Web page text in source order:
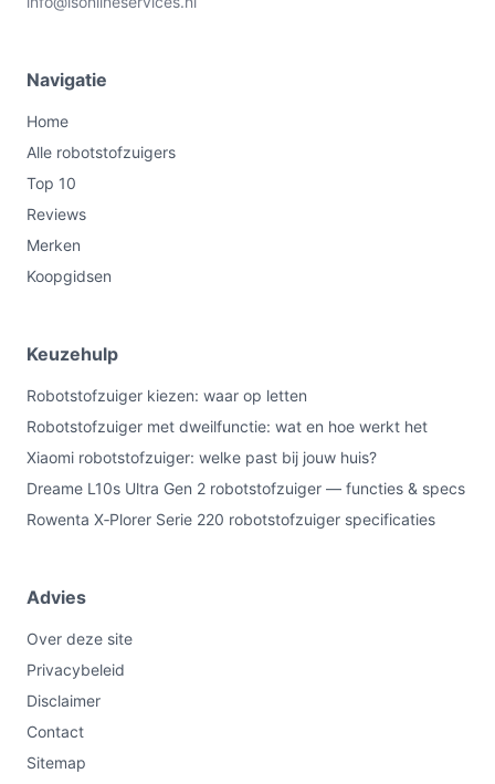
Navigatie
Home
Alle robotstofzuigers
Top 10
Reviews
Merken
Koopgidsen
Keuzehulp
Robotstofzuiger kiezen: waar op letten
Robotstofzuiger met dweilfunctie: wat en hoe werkt het
Xiaomi robotstofzuiger: welke past bij jouw huis?
Dreame L10s Ultra Gen 2 robotstofzuiger — functies & specs
Rowenta X‑Plorer Serie 220 robotstofzuiger specificaties
Advies
Over deze site
Privacybeleid
Disclaimer
Contact
Sitemap